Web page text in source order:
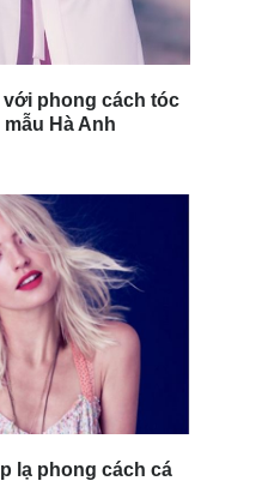
phong cách tóc
Hà Anh
lạ phong cách cá